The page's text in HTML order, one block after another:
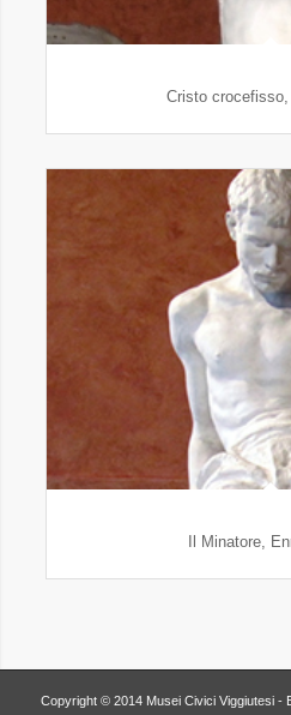
Cristo
Il Minatore,
Copyright © 2014 Musei Civici Viggiutesi -